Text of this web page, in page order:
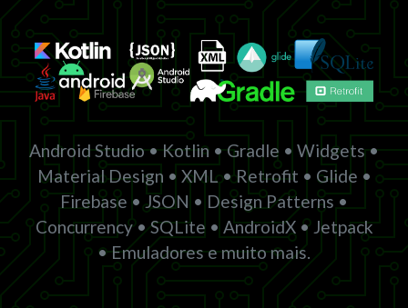
Android Studio • Kotlin • Gradle • Widgets •
Material Design • XML • Retrofit • Glide •
Firebase • JSON • Design Patterns •
Concurrency • SQLite • AndroidX • Jetpack
• Emuladores e muito mais.